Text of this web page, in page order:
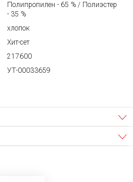
Полипропилен - 65 % / Полиэстер
- 35 %
хлопок
Хит-сет
217600
УТ-00033659